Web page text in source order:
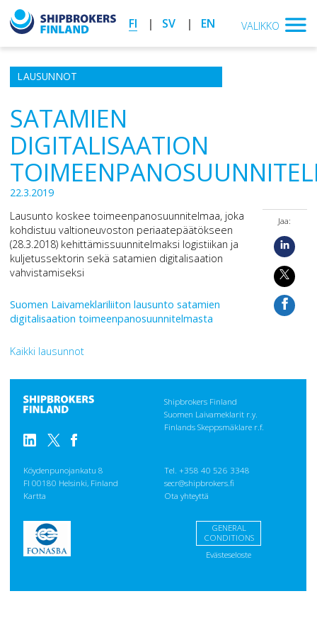
FI SV EN VALIKKO
LAUSUNNOT
SATAMIEN
DIGITALISAATION
22.3.2019
Lausunto koskee toimeenpanosuunnitelmaa, joka
kohdistuu valtioneuvoston periaatepäätökseen
(28.3.2018) kehittämissuunnitelmaksi logistiikan ja
kuljetussektorin sekä satamien digitalisaation
vahvistamiseksi
Suomen Laivameklariliiton lausunto satamien
digitalisaation toimeenpanosuunnitelmasta
Kaikki lausunnot
Jaa:
Shipbrokers Finland
Suomen Laivameklarit r.y.
Finlands Skeppsmäklare r.f.
Köydenpunojankatu 8
FI 00180 Helsinki, Finland
Kartta
Tel. +358 40 526 3348
secr@shipbrokers.fi
Ota yhteyttä
GENERAL
CONDITIONS
Evästeseloste